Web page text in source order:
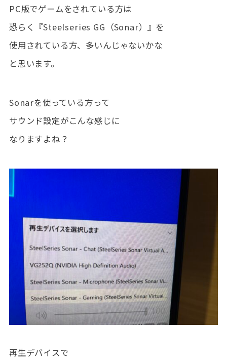
PC版でゲームをされている方は
恐らく『Steelseries GG（Sonar）』を
使用されている方、多いんじゃないかな
と思います。
Sonarを使っている方って
サウンド設定がこんな感じに
なりますよね？
再生デバイスで